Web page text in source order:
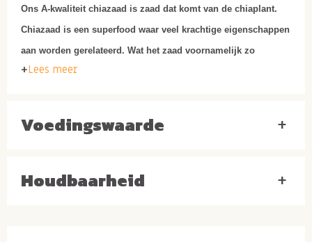
Ons A-kwaliteit chiazaad is zaad dat komt van de chiaplant.
Chiazaad is een superfood waar veel krachtige eigenschappen
aan worden gerelateerd. Wat het zaad voornamelijk zo
bijzonder maakt is de grote hoeveelheid vezels, omega-3
chiazaad
Lees meer
Voedingswaarde +
Houdbaarheid +